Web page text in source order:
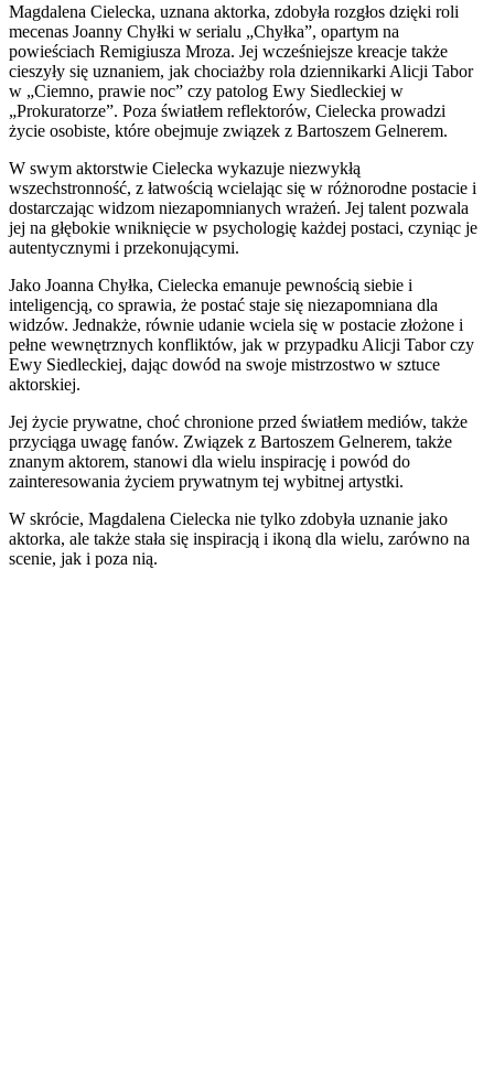
Magdalena Cielecka, uznana aktorka, zdobyła rozgłos dzięki roli
mecenas Joanny Chyłki w serialu „Chyłka”, opartym na
powieściach Remigiusza Mroza. Jej wcześniejsze kreacje także
cieszyły się uznaniem, jak chociażby rola dziennikarki Alicji Tabor
w „Ciemno, prawie noc” czy patolog Ewy Siedleckiej w
„Prokuratorze”. Poza światłem reflektorów, Cielecka prowadzi
życie osobiste, które obejmuje związek z Bartoszem Gelnerem.
W swym aktorstwie Cielecka wykazuje niezwykłą
wszechstronność, z łatwością wcielając się w różnorodne postacie i
dostarczając widzom niezapomnianych wrażeń. Jej talent pozwala
jej na głębokie wniknięcie w psychologię każdej postaci, czyniąc je
autentycznymi i przekonującymi.
Jako Joanna Chyłka, Cielecka emanuje pewnością siebie i
inteligencją, co sprawia, że postać staje się niezapomniana dla
widzów. Jednakże, równie udanie wciela się w postacie złożone i
pełne wewnętrznych konfliktów, jak w przypadku Alicji Tabor czy
Ewy Siedleckiej, dając dowód na swoje mistrzostwo w sztuce
aktorskiej.
Jej życie prywatne, choć chronione przed światłem mediów, także
przyciąga uwagę fanów. Związek z Bartoszem Gelnerem, także
znanym aktorem, stanowi dla wielu inspirację i powód do
zainteresowania życiem prywatnym tej wybitnej artystki.
W skrócie, Magdalena Cielecka nie tylko zdobyła uznanie jako
aktorka, ale także stała się inspiracją i ikoną dla wielu, zarówno na
scenie, jak i poza nią.